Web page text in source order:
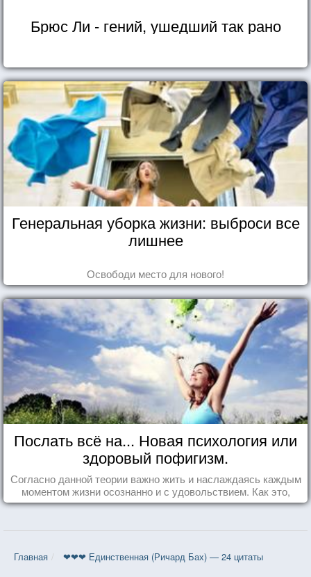
Брюс Ли - гений, ушедший так рано
Генеральная уборка жизни: выброси все
лишнее
Освободи место для нового!
Послать всё на... Новая психология или
здоровый пофигизм.
Согласно данной теории важно жить и наслаждаясь каждым
моментом жизни осознанно и с удовольствием. Как это,
попробуем разобраться на реальных примерах.
Главная ❤❤❤ Единственная (Ричард Бах) — 24 цитаты